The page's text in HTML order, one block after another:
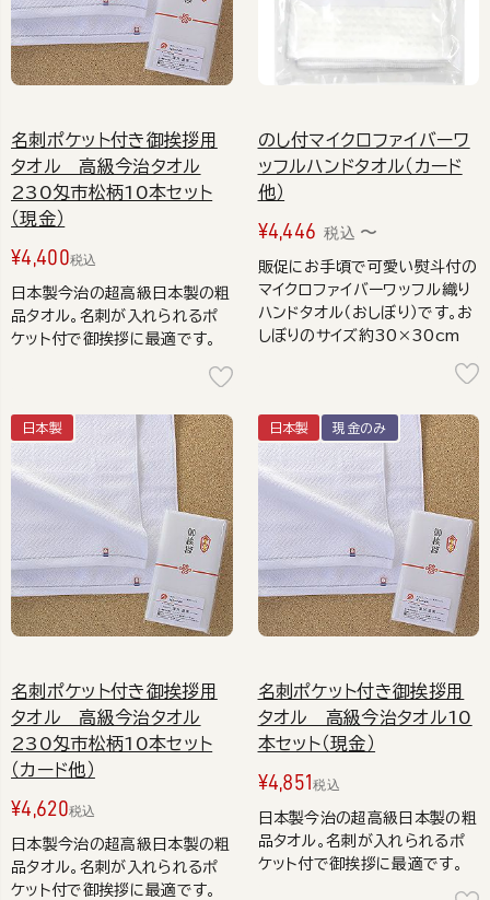
名刺ポケット付き御挨拶用
タオル 高級今治タオル
230匁市松柄10本セット
（現金）
¥4,400税込
日本製今治の超高級日本製の粗
品タオル。名刺が入れられるポ
ケット付で御挨拶に最適です。
のし付マイクロファイバーワ
ッフルハンドタオル（カード
他）
¥4,446 税込 〜
販促にお手頃で可愛い熨斗付の
マイクロファイバーワッフル織り
ハンドタオル（おしぼり）です。お
しぼりのサイズ約30×30cm
名刺ポケット付き御挨拶用
タオル 高級今治タオル
230匁市松柄10本セット
（カード他）
日本製
¥4,620税込
日本製今治の超高級日本製の粗
品タオル。名刺が入れられるポ
ケット付で御挨拶に最適です。
名刺ポケット付き御挨拶用
タオル 高級今治タオル10
本セット（現金）
日本製 現金のみ
¥4,851税込
日本製今治の超高級日本製の粗
品タオル。名刺が入れられるポ
ケット付で御挨拶に最適です。